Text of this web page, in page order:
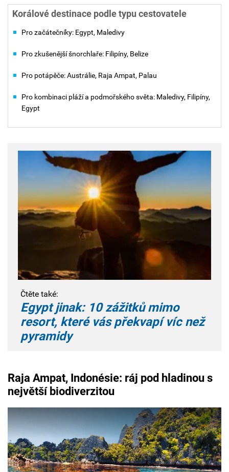
Korálové destinace podle typu cestovatele
Pro začátečníky: Egypt, Maledivy
Pro zkušenější šnorchlaře: Filipíny, Belize
Pro potápěče: Austrálie, Raja Ampat, Palau
Pro kombinaci pláží a podmořského světa: Maledivy, Filipíny,
Egypt
Čtěte také:
Egypt jinak: 10 zážitků mimo
resort, které vás překvapí víc než
pyramidy
Raja Ampat, Indonésie: ráj pod hladinou s
největší biodiverzitou